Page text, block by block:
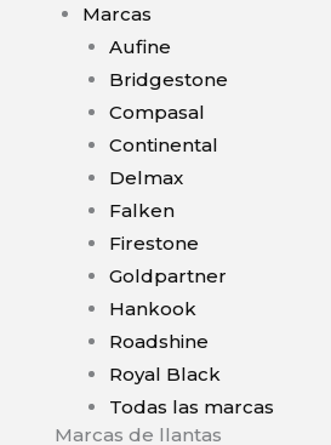
Marcas
Aufine
Bridgestone
Compasal
Continental
Delmax
Falken
Firestone
Goldpartner
Hankook
Roadshine
Royal Black
Todas las marcas
Marcas de llantas